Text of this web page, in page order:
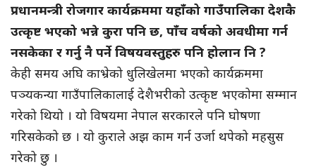
प्रधानमन्त्री रोजगार कार्यक्रममा यहाँको गाउँपालिका देशकै
उत्कृष्ट भएको भन्ने कुरा पनि छ, पाँच वर्षको अवधीमा गर्न
नसकेका र गर्नु नै पर्ने विषयवस्तुहरु पनि होलान नि ?
केही समय अघि काभ्रेको धुलिखेलमा भएको कार्यक्रममा
पञ्यकन्या गाउँपालिकालाई देशैभरीको उत्कृष्ट भएकोमा सम्मान
गरेको थियो । यो विषयमा नेपाल सरकारले पनि घोषणा
गरिसकेको छ । यो कुराले अझ काम गर्न उर्जा थपेको महसुस
गरेको छु ।